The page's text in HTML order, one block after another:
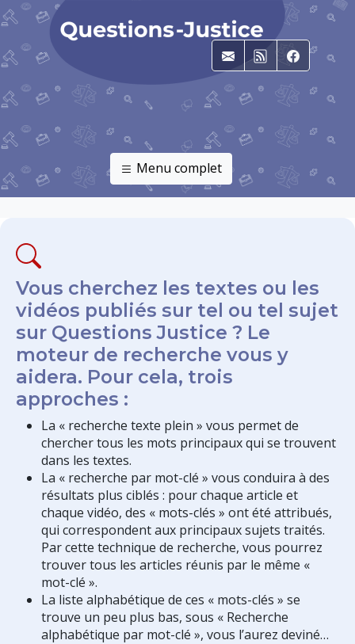
E-mailRSS
Menu complet
Vous cherchez les textes ou les
vidéos publiés sur tel ou tel sujet
sur Questions Justice ? Le
moteur de recherche vous y
aidera. Pour cela, trois
approches :
La « recherche texte plein » vous permet de
chercher tous les mots principaux qui se trouvent
dans les textes.
La « recherche par mot-clé » vous conduira à des
résultats plus ciblés : pour chaque article et
chaque vidéo, des « mots-clés » ont été attribués,
qui correspondent aux principaux sujets traités.
Par cette technique de recherche, vous pourrez
trouver tous les articles réunis par le même «
mot-clé ».
La liste alphabétique de ces « mots-clés » se
trouve un peu plus bas, sous « Recherche
alphabétique par mot-clé », vous l’aurez deviné…